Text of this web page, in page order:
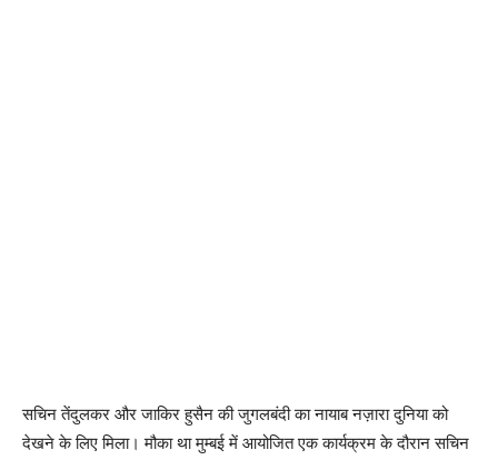
सचिन तेंदुलकर और जाकिर हुसैन की जुगलबंदी का नायाब नज़ारा दुनिया को
देखने के लिए मिला। मौका था मुम्बई में आयोजित एक कार्यक्रम के दौरान सचिन